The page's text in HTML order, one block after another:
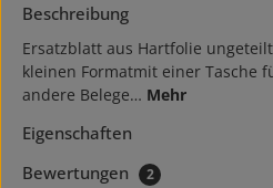
Beschreibung
Ersatzblatt aus Hartfolie
kleinen Formatmit einer Tasche
andere Belege… Mehr
Eigenschaften
Bewertungen
2